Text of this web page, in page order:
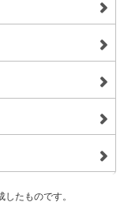
たものです。